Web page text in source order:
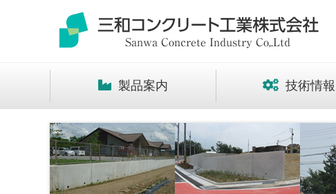
製品案内 技術情報